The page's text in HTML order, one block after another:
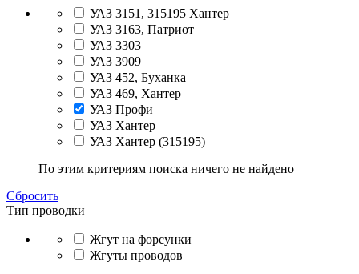
УАЗ 3151, 315195 Хантер
УАЗ 3163, Патриот
УАЗ 3303
УАЗ 3909
УАЗ 452, Буханка
УАЗ 469, Хантер
УАЗ Профи
УАЗ Хантер
УАЗ Хантер (315195)
По этим критериям поиска ничего не найдено
Сбросить
Тип проводки
Жгут на форсунки
Жгуты проводов